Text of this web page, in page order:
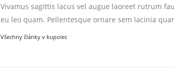
Vivamus sagittis lacus vel augue laoreet rutrum
eu leo quam. Pellentesque ornare sem lacinia
Všechny články v kupolec